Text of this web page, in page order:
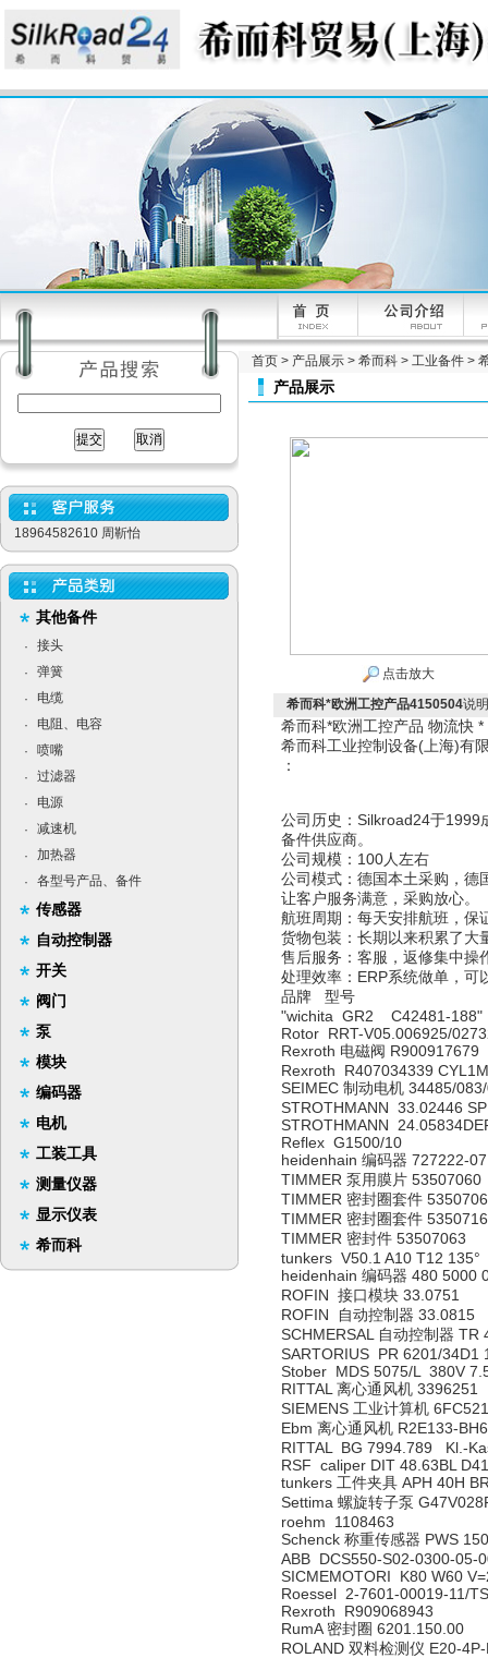
18964582610 周靳怡
其他备件
·
接头
·
弹簧
·
电缆
·
电阻、电容
·
喷嘴
·
过滤器
·
电源
·
减速机
·
加热器
·
各型号产品、备件
传感器
自动控制器
开关
阀门
泵
模块
编码器
电机
工装工具
测量仪器
显示仪表
希而科
首页 > 产品展示 > 希而科 > 工业备件 >
产品展示
点击放大
希而科*欧洲工控产品4150504说
希而科*欧洲工控产品 物流
希而科工业控制设备(上海)
：
公司历史：Silkroad24于1999
备件供应商。
公司规模：100人左右
公司模式：德国本土采购，德
让客户服务满意，采购放心。
航班周期：每天安排航班，保
货物包装：长期以来积累了大
售后服务：客服，返修集中操
处理效率：ERP系统做单，可
品牌 型号
"wichita GR2 C42481-188"
Rotor RRT-V05.006925/
Rexroth 电磁阀
Rexroth R407034339
SEIMEC 制动电机 34485/
STROTHMANN 33.02446
STROTHMANN
Reflex G1500/10
heidenhain 编码器 727222-07
TIMMER 泵用膜片 53507060
TIMMER 密封圈套件
TIMMER 密封圈套件
TIMMER 密封件 53507063
tunkers V50.1 A10 T12 135°
heidenhain 编码器 480
ROFIN 接口模块 33.0751
ROFIN 自动控制器 33.0815
SCHMERSAL 自动控制器 TR
SARTORIUS PR 6201/34D1
Stober MDS 5075/L 380V
RITTAL 离心通风机 3396251
SIEMENS 工业计算机
Ebm 离心通风机 R2E133-
RITTAL BG 7994.789 Kl.-
RSF caliper DIT 48.63BL
tunkers 工件夹具 APH 40H
Settima 螺旋转子泵
roehm 1108463
Schenck 称重传感器 PWS
ABB DCS550-S02-0300-05-
SICMEMOTORI K80 W60
Roessel 2-7601-00019-11/
Rexroth R909068943
RumA 密封圈 6201.150.00
ROLAND 双料检测仪 E20-